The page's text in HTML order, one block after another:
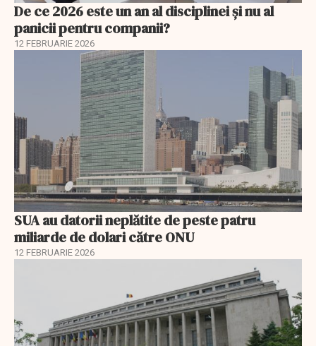
De ce 2026 este un an al disciplinei și nu al
panicii pentru companii?
12 FEBRUARIE 2026
SUA au datorii neplătite de peste patru
miliarde de dolari către ONU
12 FEBRUARIE 2026